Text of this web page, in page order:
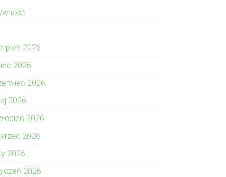
2026
2026
2026
2026
2026
2026
2026
2026